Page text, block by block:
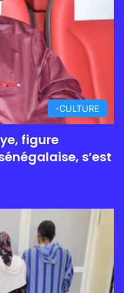
-CULTURE
figure
s’est